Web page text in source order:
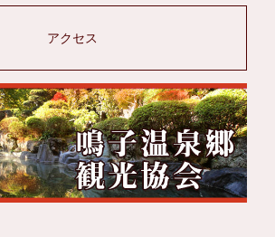
アクセス